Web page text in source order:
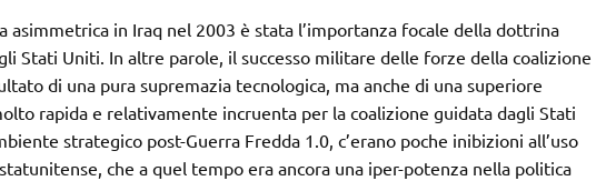
asimmetrica in Iraq nel 2003 è stata l’importanza focale della dottrina
Stati Uniti. In altre parole, il successo militare delle forze della coalizione
di una pura supremazia tecnologica, ma anche di una superiore
rapida e relativamente incruenta per la coalizione guidata dagli Stati
strategico post-Guerra Fredda 1.0, c’erano poche inibizioni all’uso
che a quel tempo era ancora una iper-potenza nella politica